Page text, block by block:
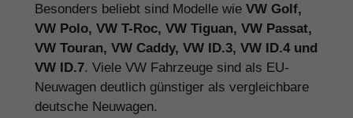
Besonders beliebt sind Modelle wie VW Golf,
VW Polo, VW T-Roc, VW Tiguan, VW Passat,
VW Touran, VW Caddy, VW ID.3, VW ID.4 und
VW ID.7. Viele VW Fahrzeuge sind als EU-
Neuwagen deutlich günstiger als vergleichbare
deutsche Neuwagen.